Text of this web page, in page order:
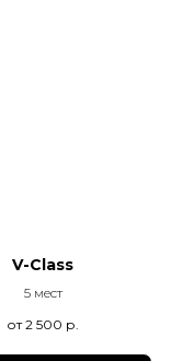
V-Class
5 мест
от 2 500 р.